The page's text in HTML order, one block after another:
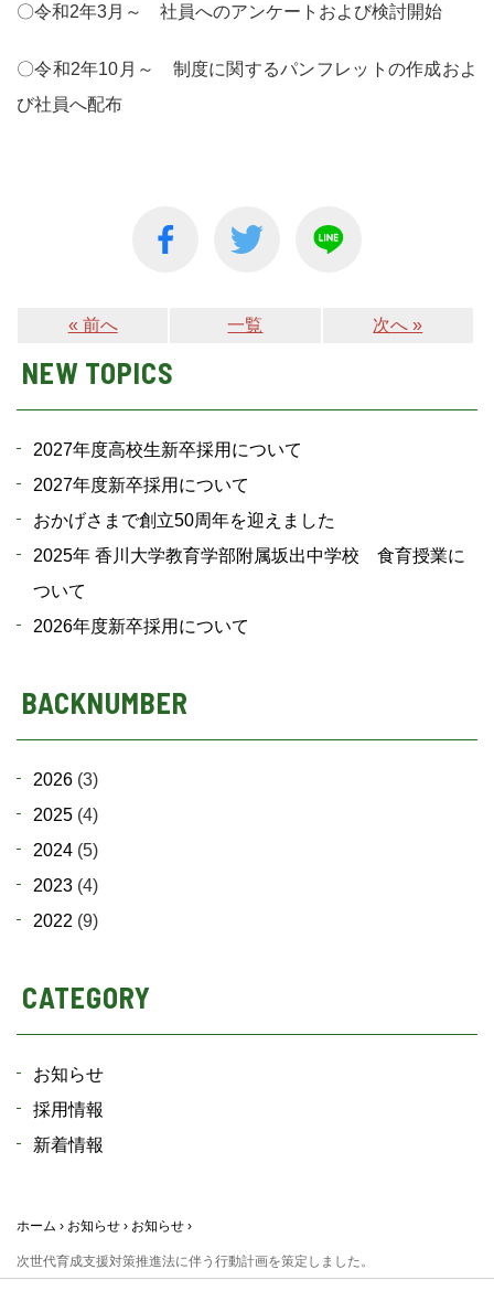
〇令和2年3月～ 社員へのアンケートおよび検討開始
〇令和2年10月～ 制度に関するパンフレットの作成およ
び社員へ配布
« 前へ 一覧 次へ »
NEW TOPICS
2027年度高校生新卒採用について
2027年度新卒採用について
おかげさまで創立50周年を迎えました
2025年 香川大学教育学部附属坂出中学校 食育授業に
ついて
2026年度新卒採用について
BACKNUMBER
2026 (3)
2025 (4)
2024 (5)
2023 (4)
2022 (9)
CATEGORY
お知らせ
採用情報
新着情報
ホーム お知らせ お知らせ
次世代育成支援対策推進法に伴う行動計画を策定しました。